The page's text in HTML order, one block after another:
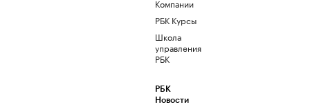
Компании
РБК Курсы
Школа
управления
РБК
РБК
Новости